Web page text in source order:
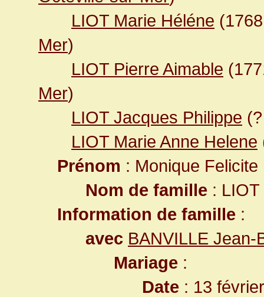
LIOT Marie Héléne
Mer)
LIOT Pierre Aimable
Mer)
LIOT Jacques Philippe
LIOT Marie Anne Helene
Prénom : Monique Felicite
Nom de famille : LIOT
Information de famille :
avec BANVILLE Jean-
Mariage :
Date : 13